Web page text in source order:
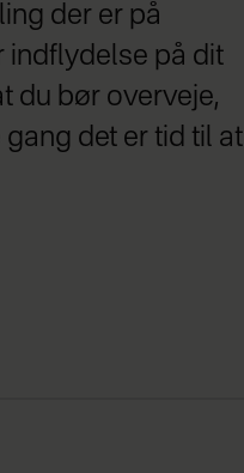
der er på
indflydelse på dit
du bør overveje,
det er tid til at